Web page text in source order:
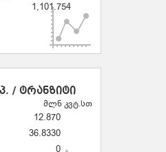
1,101.754
/ ტრანზიტი
მლნ კვტ.სთ
12.870
36.8330
0